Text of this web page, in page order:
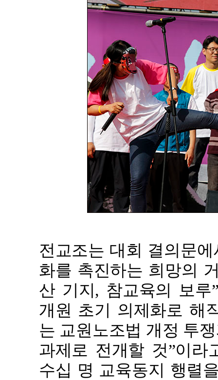
전교조는 대회 결의문
화를 촉진하는 희망의
산 기지, 참교육의 보루
개원 초기 의제화로 해
는 교원노조법 개정 투
과제로 전개할 것”이라
수십 명 교육동지 행렬